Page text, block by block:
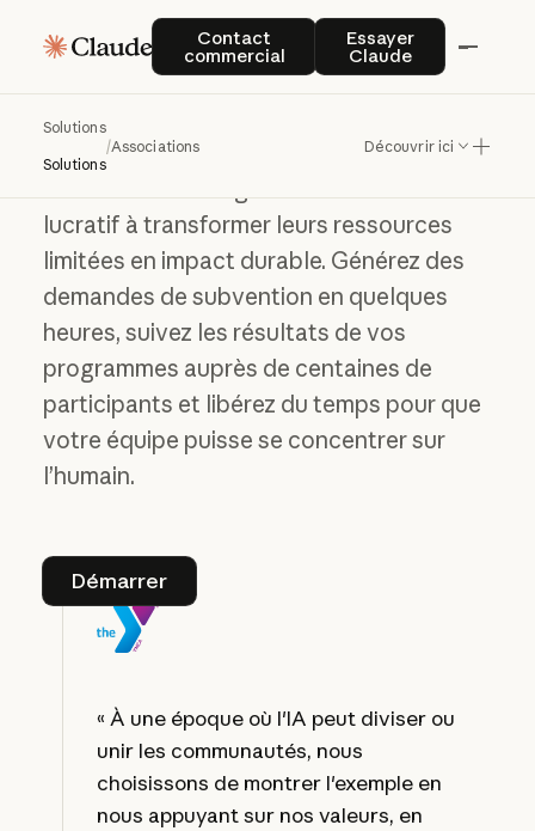
Contact
commercial
Contact commercial
Essayer
Claude
Essayer Claude
Solutions
Solutions
/Associations Découvrir ici
Accélérer les
tâches les plus
importantes
lucratif à transformer leurs ressources
limitées en impact durable. Générez des
demandes de subvention en quelques
heures, suivez les résultats de vos
programmes auprès de centaines de
participants et libérez du temps pour que
votre équipe puisse se concentrer sur
l’humain.
Démarrer
Démarrer
« À une époque où l'IA peut diviser ou
unir les communautés, nous
choisissons de montrer l'exemple en
nous appuyant sur nos valeurs, en